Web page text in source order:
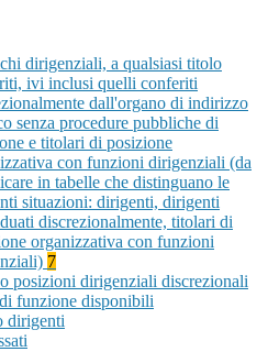
dirigenziali, a qualsiasi titolo
ivi inclusi quelli conferiti
dall'organo di indirizzo
senza procedure pubbliche di
e titolari di posizione
con funzioni dirigenziali (da
in tabelle che distinguano le
situazioni: dirigenti, dirigenti
discrezionalmente, titolari di
organizzativa con funzioni
7
posizioni dirigenziali discrezionali
funzione disponibili
dirigenti